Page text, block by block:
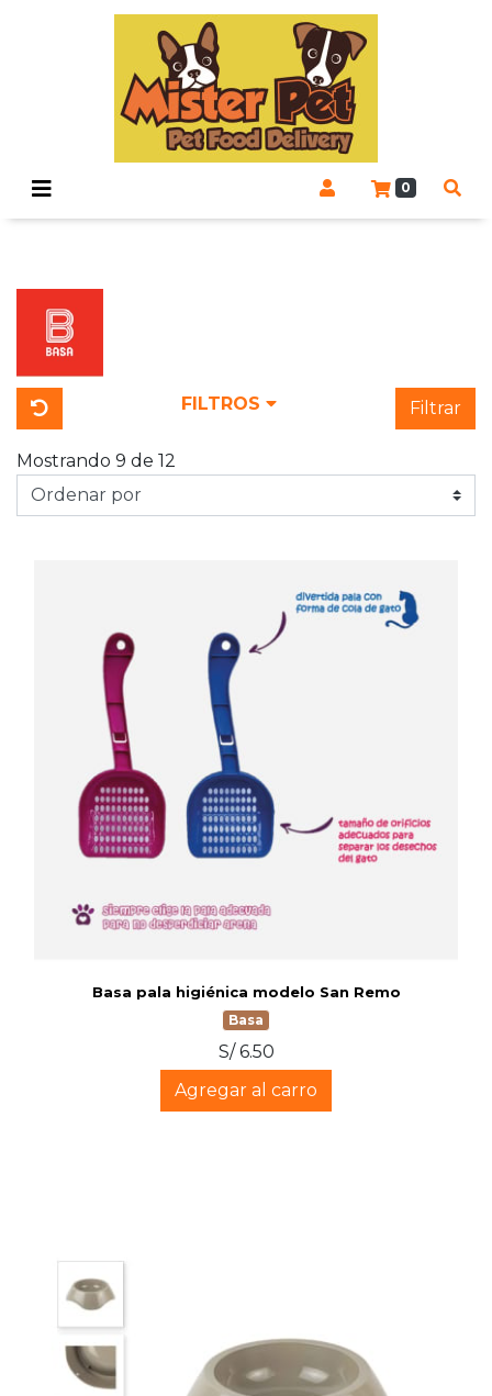
0
FILTROS Filtrar
Mostrando 9 de 12
Basa pala higiénica modelo San Remo
Basa
S/ 6.50
Agregar al carro